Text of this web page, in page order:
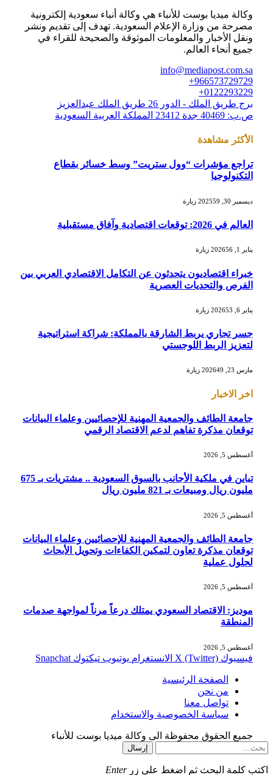
وكالة ميديا بوست للأنباء هي وكالة أنباء سعودية إلكترونية
مصرحة من وزارة الإعلام السعودية. تهدف إلى تقديم ونشر
ونقل الأخبار والمعلومات الموثوقة والصحيحة للقراء في
جميع أنحاء العالم.
info@mediapost.com.sa
966573729729+
0122293229+
برج طريق الملك - الدور 26 طريق الملك عبدالعزيز
ص.ب: 40469 جدة 23412 المملكة العربية السعودية
الأكثر مشاهدة
تراجع مؤشرات “وول ستريت” وسط خسائر بقطاع
التكنولوجيا
ديسمبر 30, 2025 59 زيارة
العالم في 2026: توقعات اقتصادية وآفاق مستقبلية
يناير 1, 2026 56 زيارة
خبراء اقتصاديون يتحدثون عن التكامل الاقتصادي العربي بين
الفرص والتحديات العصرية
يناير 6, 2026 53 زيارة
جسر تجاري يربط الشارقة بالمملكة: شراكة استراتيجية
لتعزيز الربط اللوجستي
مارس 23, 2026 49 زيارة
اخر الاخبار
جامعة الطائف والجمعية المهنية للإحصائيين وعلماء البيانات
توقعان مذكرة تفاهم لدعم الاقتصاد الرقمي
أغسطس 5, 2026
تباين في ملكية الأجانب بالسوق السعودية .. مشتريات بـ 675
مليون ريال ومبيعات بـ 821 مليون ريال
أغسطس 5, 2026
جامعة الطائف والجمعية المهنية للإحصائيين وعلماء البيانات
توقعان مذكرة تعاون لتمكين الكفاءات وتحويل الأبحاث
لحلول عملية
أغسطس 5, 2026
موديز: الاقتصاد السعودي يمتلك درعاً مرناً لمواجهة صدمات
المنطقة
أغسطس 5, 2026
فيسبوك X (Twitter) الانستغرام يوتيوب تيكتوك Snapchat
الصفحة الرئيسية
من نحن
تواصل معنا
سياسة الخصوصية والاستخدام
جميع الحقوق محفوظة الى وكالة ميديا بوست للأنباء
إرسال
اكتب كلمة البحث ثم اضغط على زرEnter